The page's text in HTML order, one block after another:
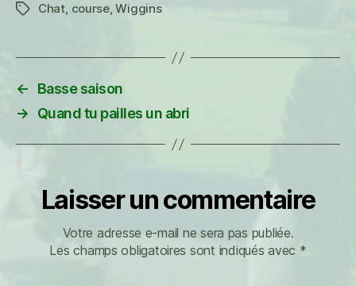
Étiquettes
Chat, course,Wiggins
←
Basse saison
→
Quand tu pailles un abri
Laisser un commentaire
Votre adresse e-mail ne sera pas publiée.
Les champs obligatoires sont indiqués avec *